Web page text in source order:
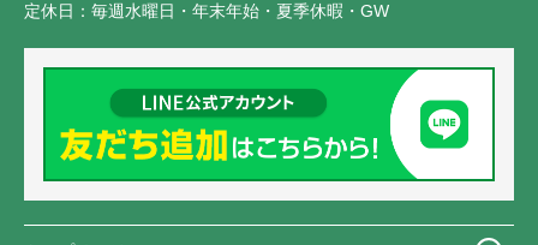
定休日： 毎週水曜日・年末年始・夏季休暇・GW